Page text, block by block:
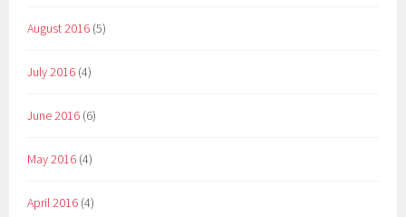
August 2016 (5)
July 2016 (4)
June 2016 (6)
May 2016 (4)
April 2016 (4)